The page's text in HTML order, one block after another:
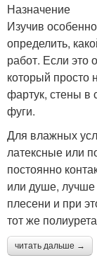
Назначение
Изучив
определить,
работ. Если это
который просто
фартук, стены в
фуги.
Для влажных
латексные или
постоянно
или душе, лучше
плесени и при
тот же
читать дальше →